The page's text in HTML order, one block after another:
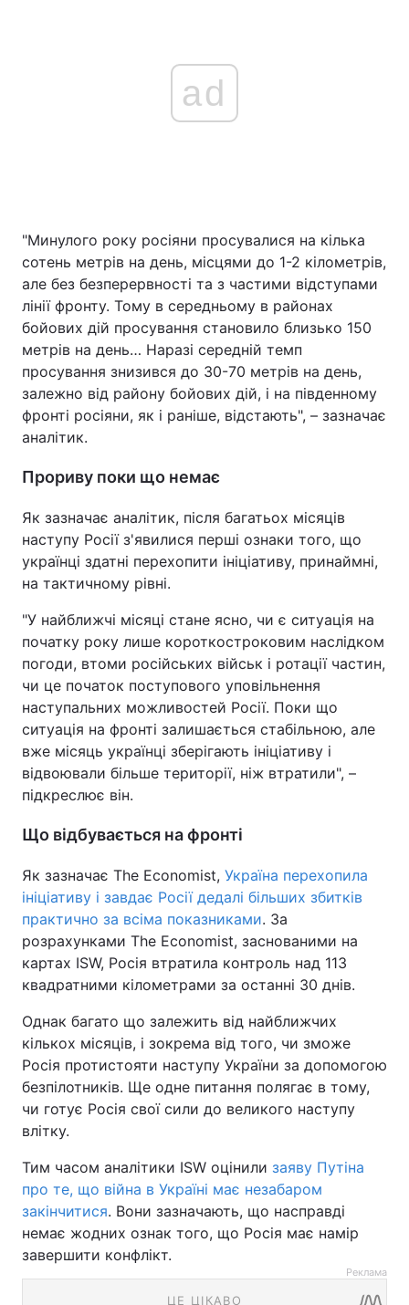
ad
"Минулого року росіяни просувалися на кілька
сотень метрів на день, місцями до 1-2 кілометрів,
але без безперервності та з частими відступами
лінії фронту. Тому в середньому в районах
бойових дій просування становило близько 150
метрів на день… Наразі середній темп
просування знизився до 30-70 метрів на день,
залежно від району бойових дій, і на південному
фронті росіяни, як і раніше, відстають", – зазначає
аналітик.
Прориву поки що немає
Як зазначає аналітик, після багатьох місяців
наступу Росії з'явилися перші ознаки того, що
українці здатні перехопити ініціативу, принаймні,
на тактичному рівні.
"У найближчі місяці стане ясно, чи є ситуація на
початку року лише короткостроковим наслідком
погоди, втоми російських військ і ротації частин,
чи це початок поступового уповільнення
наступальних можливостей Росії. Поки що
ситуація на фронті залишається стабільною, але
вже місяць українці зберігають ініціативу і
відвоювали більше території, ніж втратили", –
підкреслює він.
Що відбувається на фронті
Як зазначає The Economist, Україна перехопила
ініціативу і завдає Росії дедалі більших збитків
практично за всіма показниками. За
розрахунками The Economist, заснованими на
картах ISW, Росія втратила контроль над 113
квадратними кілометрами за останні 30 днів.
Однак багато що залежить від найближчих
кількох місяців, і зокрема від того, чи зможе
Росія протистояти наступу України за допомогою
безпілотників. Ще одне питання полягає в тому,
чи готує Росія свої сили до великого наступу
влітку.
Тим часом аналітики ISW оцінили заяву Путіна
про те, що війна в Україні має незабаром
закінчитися. Вони зазначають, що насправді
немає жодних ознак того, що Росія має намір
завершити конфлікт.
Реклама